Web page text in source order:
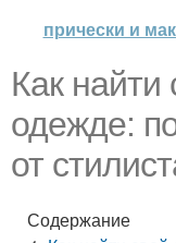
прически и
Как найти
одежде:
от
Содержание